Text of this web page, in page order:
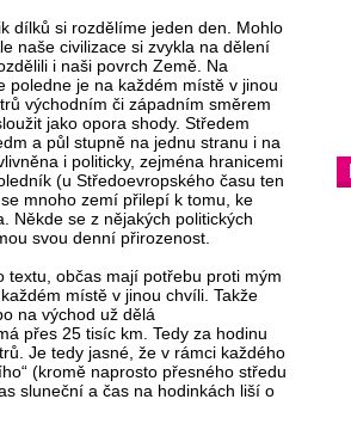
dílků si rozdělíme jeden den. Mohlo
naše civilizace si zvykla na dělení
i naši povrch Země. Na
poledne je na každém místě v jinou
východním či západním směrem
jako opora shody. Středem
a půl stupně na jednu stranu i na
i politicky, zejména hranicemi
(u Středoevropského času ten
mnoho zemí přilepí k tomu, ke
Někde se z nějakých politických
svou denní přirozenost.
občas mají potřebu proti mým
místě v jinou chvíli. Takže
na východ už dělá
přes 25 tisíc km. Tedy za hodinu
Je tedy jasné, že v rámci každého
(kromě naprosto přesného středu
sluneční a čas na hodinkách liší o